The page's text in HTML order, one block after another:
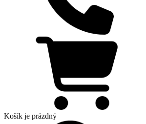
Košík je prázdný